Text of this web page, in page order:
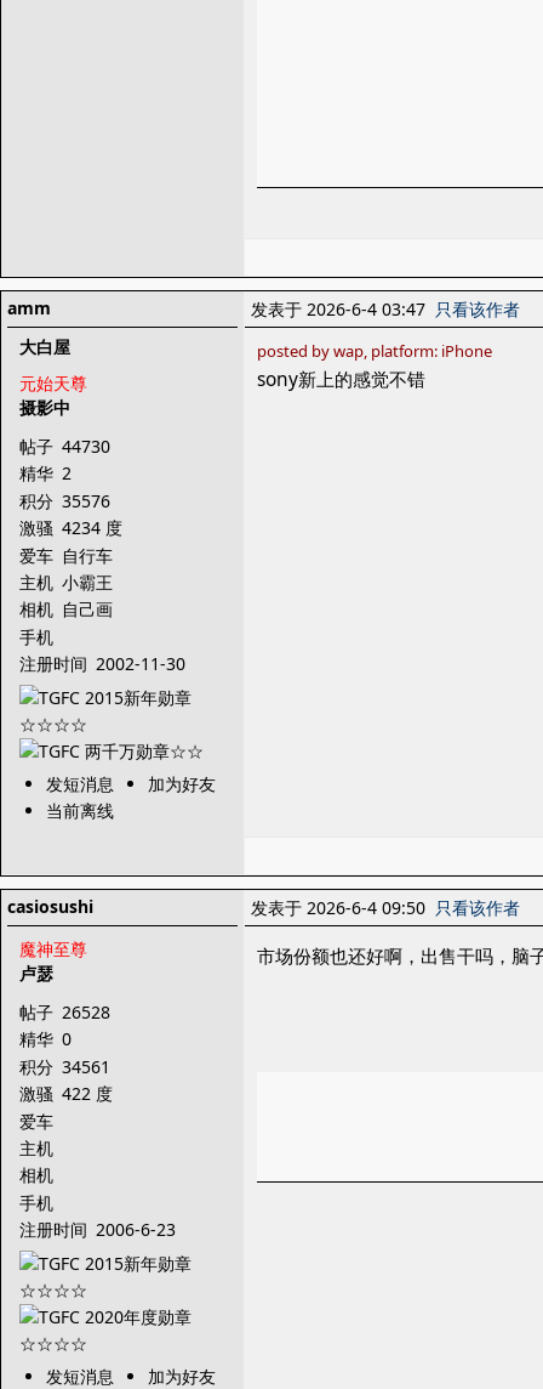
amm
大白屋
元始天尊
摄影中
帖子 44730
精华 2
积分 35576
激骚 4234 度
爱车 自行车
主机 小霸王
相机 自己画
手机
注册时间 2002-11-30
发短消息
加为好友
当前离线
发表于 2026-6-4 03:47 只看该作者
posted by wap, platform: iPhone
sony新上的感觉不错
casiosushi
魔神至尊
卢瑟
帖子 26528
精华 0
积分 34561
激骚 422 度
爱车
主机
相机
手机
注册时间 2006-6-23
发短消息
加为好友
发表于 2026-6-4 09:50 只看该作者
市场份额也还好啊，出售干吗，脑